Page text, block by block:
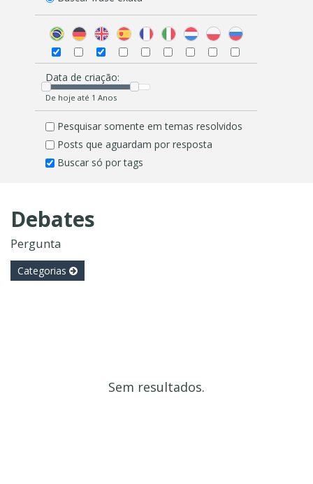
Data de criação:
De hoje até 1 Anos
Pesquisar somente em temas resolvidos
Posts que aguardam por resposta
Buscar só por tags
Debates
Pergunta
Categorias
Sem resultados.